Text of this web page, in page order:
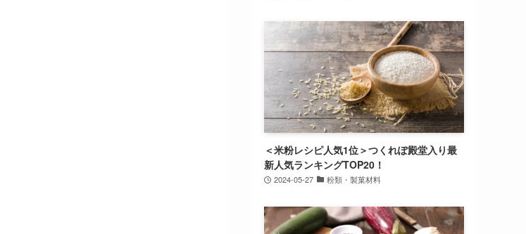
＜米粉レシピ人気1位＞つくれぽ殿堂入り最
新人気ランキングTOP20！
2024-05-27 粉類・製菓材料